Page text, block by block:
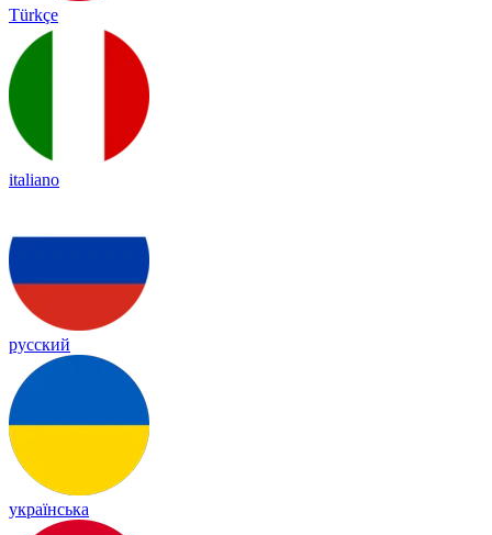
Türkçe
italiano
русский
українська